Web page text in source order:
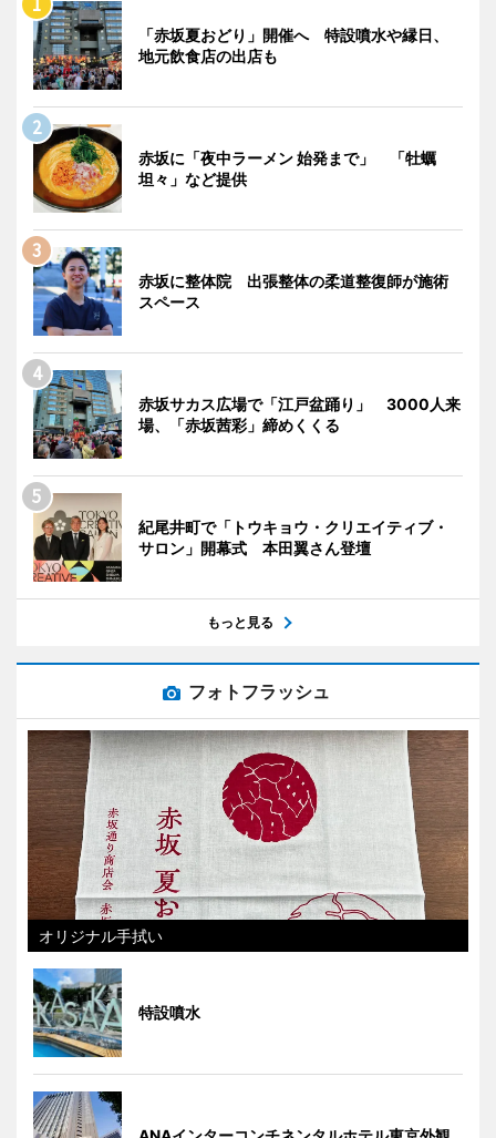
「赤坂夏おどり」開催へ 特設噴水や縁日、
地元飲食店の出店も
赤坂に「夜中ラーメン 始発まで」 「牡蠣
坦々」など提供
赤坂に整体院 出張整体の柔道整復師が施術
スペース
赤坂サカス広場で「江戸盆踊り」 3000人来
場、「赤坂茜彩」締めくくる
紀尾井町で「トウキョウ・クリエイティブ・
サロン」開幕式 本田翼さん登壇
もっと見る
フォトフラッシュ
オリジナル手拭い
特設噴水